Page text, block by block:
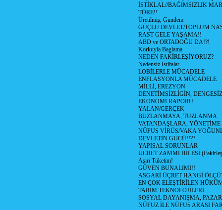
İSTİKLAL//BAĞIMSIZLIK
TÖRE!!
Üretilmiş, Gündem
GÜÇLÜ DEVLET/TOPLUM
RAST GELE YAŞAMA!!
ABD ve ORTADOĞU DA!?!
Korkuyla Baglama
NEDEN FAKİRLEŞİYORUZ?
Nedensiz İstifalar
LOBİLERLE MÜCADELE
ENFLASYONLA MÜCADELE
MİLLİ, EREZYON
DENETİMSİZLİGİN,
EKONOMİ RAPORU
YALAN/GERÇEK
BUZLANMAYA, TUZLANMA
VATANDAŞLARA,
NÜFUS VİRÜS/VAKA
DEVLETİN GÜCÜ!!??
YAPISAL SORUNLAR
ÜCRET ZAMMI HİLESİ
Aşırı Tüketim!
GÜVEN BUNALIMI!!
ASGARİ ÜÇRET HANGİ
EN ÇOK ELEŞTİRİLEN
TARIM TEKNOLOJİLERİ
SOSYAL DAYANIŞMA,
NÜFUZ İLE NÜFUS ARASI